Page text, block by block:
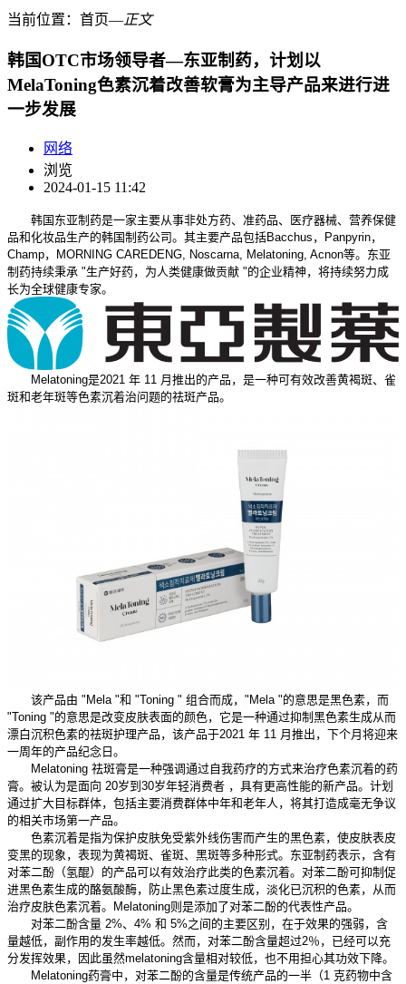
当前位置： 首页―正文
韩国OTC市场领导者—东亚制药，计划以
MelaToning色素沉着改善软膏为主导产品来进行进
一步发展
网络
浏览
2024-01-15 11:42
韩国东亚制药是一家主要从事非处方药、准药品、医疗器械、营养保健
品和化妆品生产的韩国制药公司。其主要产品包括Bacchus，Panpyrin，
Champ，MORNING CAREDENG, Noscarna, Melatoning, Acnon等。东亚
制药持续秉承 "生产好药，为人类健康做贡献 "的企业精神，将持续努力成
长为全球健康专家。
Melatoning是2021 年 11 月推出的产品，是一种可有效改善黄褐斑、雀
斑和老年斑等色素沉着治问题的祛斑产品。
该产品由 "Mela "和 "Toning " 组合而成，"Mela "的意思是黑色素，而
"Toning "的意思是改变皮肤表面的颜色，它是一种通过抑制黑色素生成从而
漂白沉积色素的祛斑护理产品，该产品于2021 年 11 月推出，下个月将迎来
一周年的产品纪念日。
Melatoning 祛斑膏是一种强调通过自我药疗的方式来治疗色素沉着的药
膏。被认为是面向 20岁到30岁年轻消费者 ，具有更高性能的新产品。计划
通过扩大目标群体，包括主要消费群体中年和老年人，将其打造成毫无争议
的相关市场第一产品。
色素沉着是指为保护皮肤免受紫外线伤害而产生的黑色素，使皮肤表皮
变黑的现象，表现为黄褐斑、雀斑、黑斑等多种形式。东亚制药表示，含有
对苯二酚（氢醌）的产品可以有效治疗此类的色素沉着。对苯二酚可抑制促
进黑色素生成的酪氨酸酶，防止黑色素过度生成，淡化已沉积的色素，从而
治疗皮肤色素沉着。Melatoning则是添加了对苯二酚的代表性产品。
对苯二酚含量 2%、4% 和 5%之间的主要区别，在于效果的强弱，含
量越低，副作用的发生率越低。然而，对苯二酚含量超过2％，已经可以充
分发挥效果，因此虽然melatoning含量相对较低，也不用担心其功效下降。
Melatoning药膏中，对苯二酚的含量是传统产品的一半（1 克药物中含